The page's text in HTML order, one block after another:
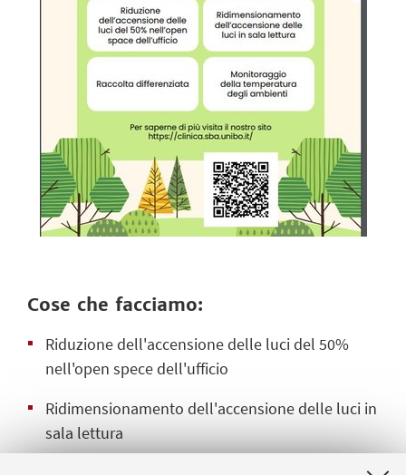
Cose che facciamo:
Riduzione dell'accensione delle luci del 50%
nell'open spece dell'ufficio
Ridimensionamento dell'accensione delle luci in
sala lettura